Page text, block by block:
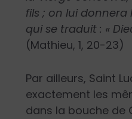
fils ; on lui donnera
qui se traduit : «
(Mathieu, 1, 20-23)
Par ailleurs, Saint
exactement les
dans la bouche de